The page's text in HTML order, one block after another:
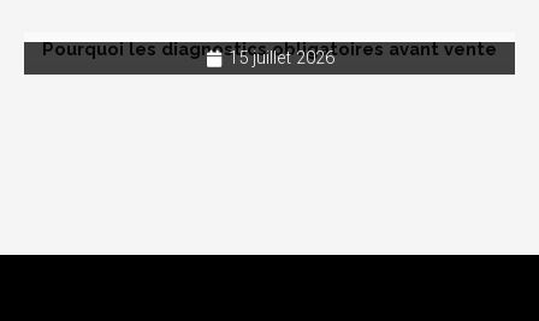
Pourquoi les diagnostics obligatoires avant vente
15 juillet 2026